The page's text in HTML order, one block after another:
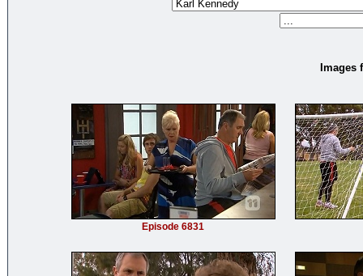
Images
Episode 6831